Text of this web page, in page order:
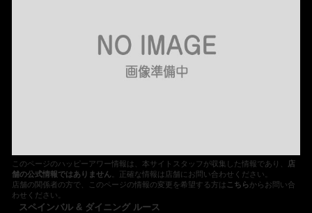
このページのハッピーアワー情報は、本サイトスタッフが収集した情報であり、
店
舗の公式情報ではありません 。正確な情報は店舗にお問い合わせください。
店舗の関係者の方で、このページの情報の変更を希望する方は こちらからお問い合
わせください。
スペインバル & ダイニング ルース